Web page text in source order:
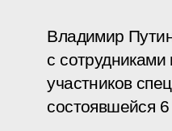
Владимир
с
участников
состоявшейся